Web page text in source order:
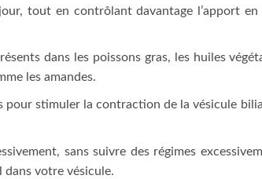
tout en contrôlant davantage l’apport en
dans les poissons gras, les huiles
les amandes.
stimuler la contraction de la vésicule
sans suivre des régimes
votre vésicule.